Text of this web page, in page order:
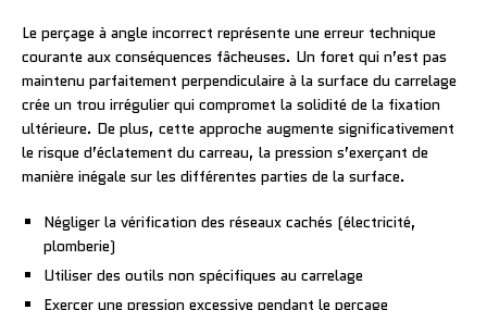
Le perçage à angle incorrect représente une erreur technique
courante aux conséquences fâcheuses. Un foret qui n’est pas
maintenu parfaitement perpendiculaire à la surface du carrelage
crée un trou irrégulier qui compromet la solidité de la fixation
ultérieure. De plus, cette approche augmente significativement
le risque d’éclatement du carreau, la pression s’exerçant de
manière inégale sur les différentes parties de la surface.
Négliger la vérification des réseaux cachés (électricité,
plomberie)
Utiliser des outils non spécifiques au carrelage
Exercer une pression excessive pendant le perçage